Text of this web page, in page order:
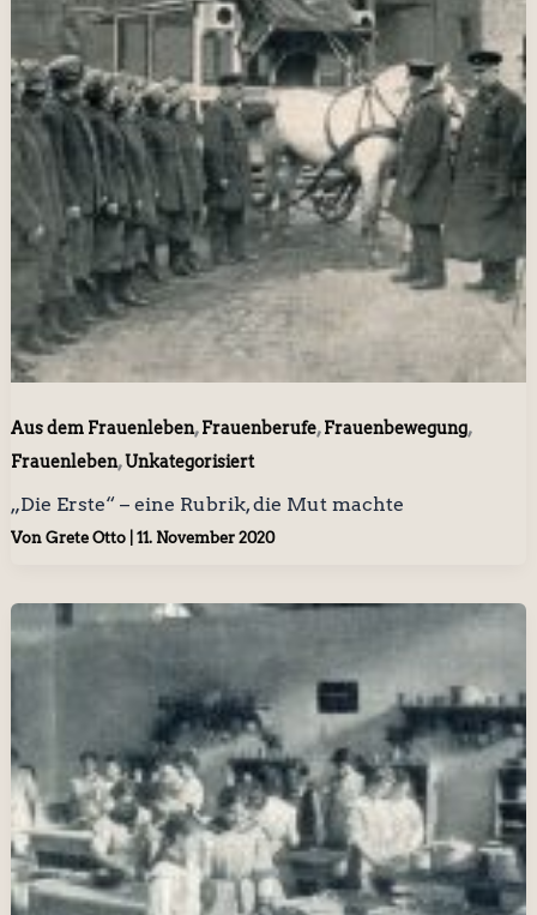
Aus dem Frauenleben,Frauenberufe,Frauenbewegung,
Frauenleben,Unkategorisiert
„Die Erste“ – eine Rubrik, die Mut machte
Von Grete Otto 11. November 2020